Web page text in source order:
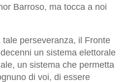
Barroso, ma tocca a noi
perseveranza, il Fronte
un sistema elettorale
un sistema che permetta
di voi, di essere